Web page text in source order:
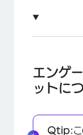
フィールド
ウィジェッ
エンゲ
ットに
Qtip: